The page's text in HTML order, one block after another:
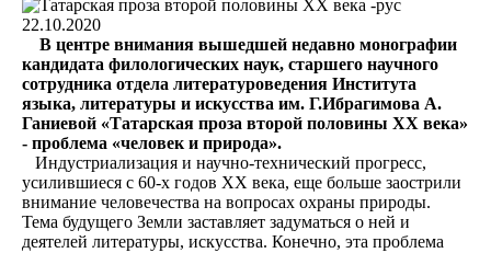
22.10.2020
В центре внимания вышедшей недавно монографии
кандидата филологических наук, старшего научного
сотрудника отдела литературоведения Института
языка, литературы и искусства им. Г.Ибрагимова А.
Ганиевой «Татарская проза второй половины ХХ века»
- проблема «человек и природа».
Индустриализация и научно-технический прогресс,
усилившиеся с 60-х годов XX века, еще больше заострили
внимание человечества на вопросах охраны природы.
Тема будущего Земли заставляет задуматься о ней и
деятелей литературы, искусства. Конечно, эта проблема